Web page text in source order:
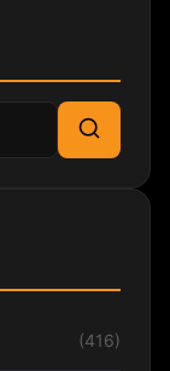
Cerca
(416)